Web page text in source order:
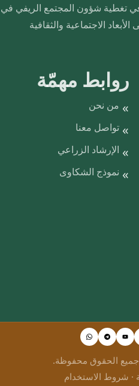
تغطية شؤون المجتمع الريفي في
الاجتماعية والثقافية
روابط مهمّة
من نحن
تواصل معنا
الإرشاد الزراعي
نموذج الشكاوى
· شروط الاستخدام